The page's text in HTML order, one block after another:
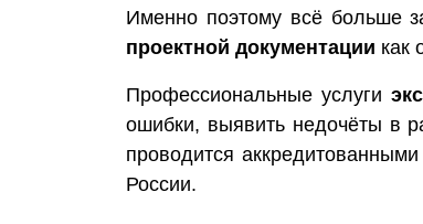
Именно поэтому всё больше
проектной документации как
Профессиональные услуги
ошибки, выявить недочёты в
проводится
России.